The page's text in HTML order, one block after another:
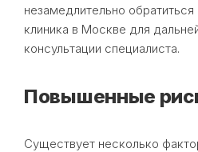
незамедлительно обратиться
клиника в Москве для
консультации специалиста.
Повышенные
Существует несколько